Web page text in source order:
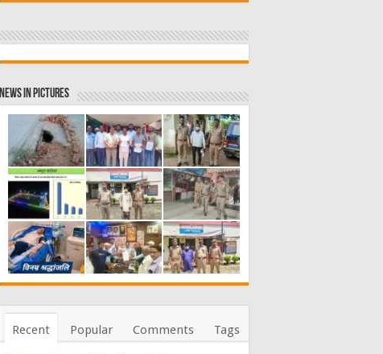
News in Pictures
Recent Popular Comments Tags